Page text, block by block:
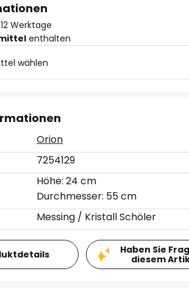
Werktage
enthalten
wählen
Orion
7254129
Höhe: 24 cm
Durchmesser: 55 cm
Messing / Kristall Schöler
Haben Sie
diesem